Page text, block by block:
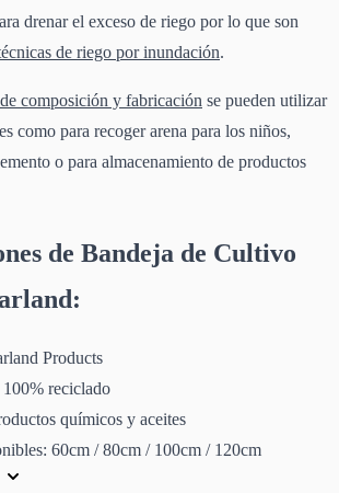
drenar el exceso de riego por lo que son
de riego por inundación.
composición y fabricación se pueden utilizar
como para recoger arena para los niños,
o para almacenamiento de productos
de Bandeja de Cultivo
Products
reciclado
químicos y aceites
60cm / 80cm / 100cm / 120cm